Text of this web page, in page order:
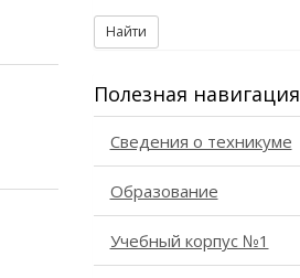
Найти
Полезная навигация
Сведения о техникуме
Образование
Учебный корпус №1